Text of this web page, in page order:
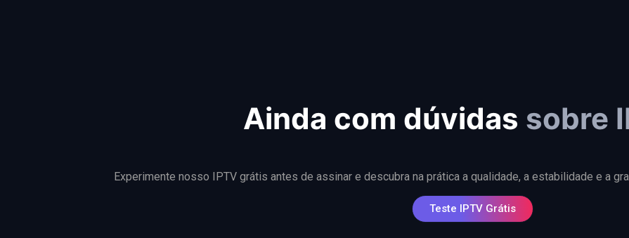
Ainda com dúvidas sobre
Experimente nosso IPTV grátis antes de assinar e descubra na prática a qualidade, a estabilidade e a
Teste IPTV Grátis